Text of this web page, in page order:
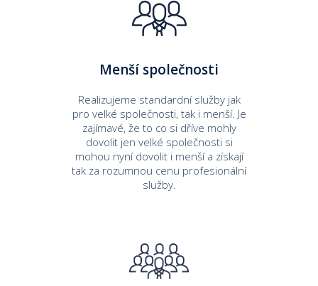
Menší společnosti
Realizujeme standardní služby jak
pro velké společnosti, tak i menší. Je
zajímavé, že to co si dříve mohly
dovolit jen velké společnosti si
mohou nyní dovolit i menší a získají
tak za rozumnou cenu profesionální
služby.